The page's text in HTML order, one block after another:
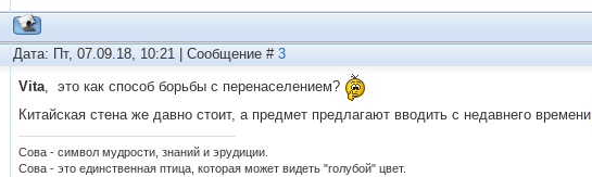
Дата: Пт, 07.09.18, 10:21 | Сообщение # 3
Vita, это как способ борьбы с перенаселением?
Китайская стена же давно стоит, а предмет предлагают вводить с недавнего времени
Сова - символ мудрости, знаний и эрудиции.
Сова - это единственная птица, которая может видеть "голубой" цвет.